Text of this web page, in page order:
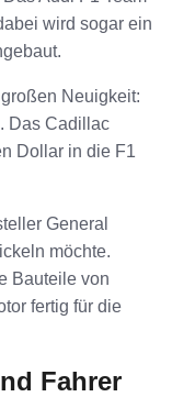
wird sogar ein
Neuigkeit:
Das Cadillac
Dollar in die F1
General
möchte.
Bauteile von
fertig für die
Fahrer